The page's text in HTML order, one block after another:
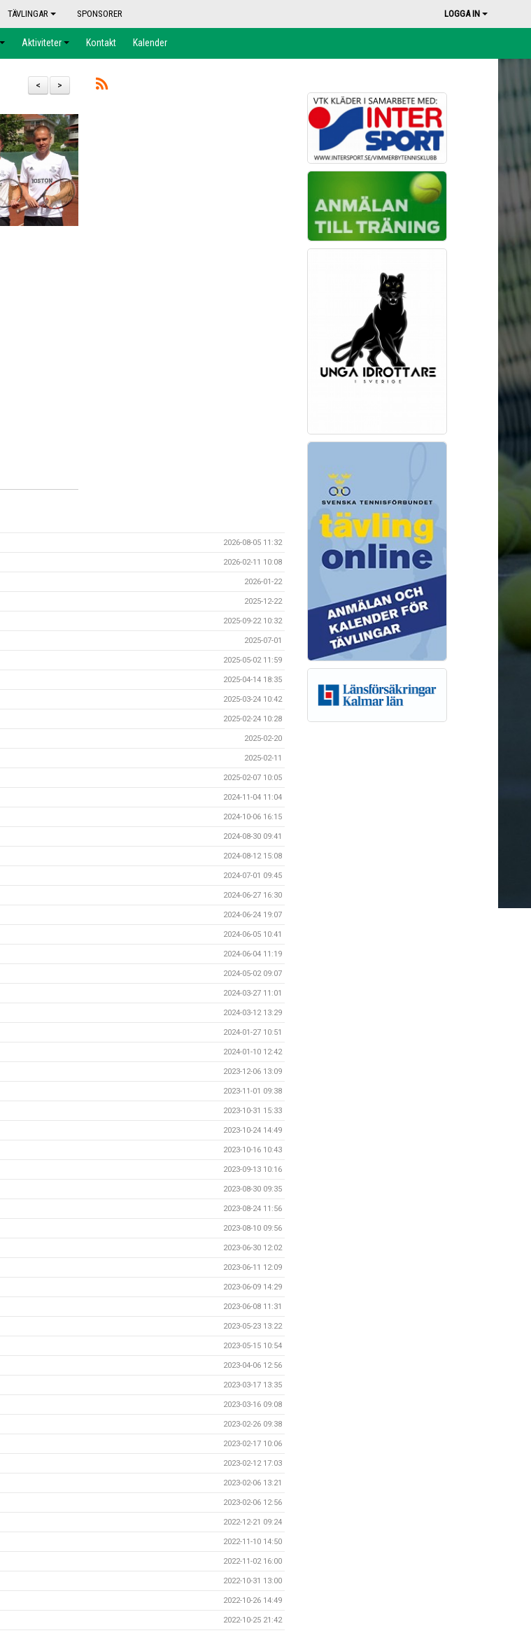
TÄVLINGAR SPONSORER LOGGA IN
Aktiviteter Kontakt Kalender
>
<
2026-08-05 11:32
2026-02-11 10:08
2026-01-22
2025-12-22
2025-09-22 10:32
2025-07-01
2025-05-02 11:59
2025-04-14 18:35
2025-03-24 10:42
2025-02-24 10:28
2025-02-20
2025-02-11
2025-02-07 10:05
2024-11-04 11:04
2024-10-06 16:15
2024-08-30 09:41
2024-08-12 15:08
2024-07-01 09:45
2024-06-27 16:30
2024-06-24 19:07
2024-06-05 10:41
2024-06-04 11:19
2024-05-02 09:07
2024-03-27 11:01
2024-03-12 13:29
2024-01-27 10:51
2024-01-10 12:42
2023-12-06 13:09
2023-11-01 09:38
2023-10-31 15:33
2023-10-24 14:49
2023-10-16 10:43
2023-09-13 10:16
2023-08-30 09:35
2023-08-24 11:56
2023-08-10 09:56
2023-06-30 12:02
2023-06-11 12:09
2023-06-09 14:29
2023-06-08 11:31
2023-05-23 13:22
2023-05-15 10:54
2023-04-06 12:56
2023-03-17 13:35
2023-03-16 09:08
2023-02-26 09:38
2023-02-17 10:06
2023-02-12 17:03
2023-02-06 13:21
2023-02-06 12:56
2022-12-21 09:24
2022-11-10 14:50
2022-11-02 16:00
2022-10-31 13:00
2022-10-26 14:49
2022-10-25 21:42